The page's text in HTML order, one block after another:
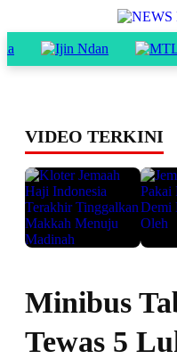
VIDEO TERKINI
Minibus
Tewas 5